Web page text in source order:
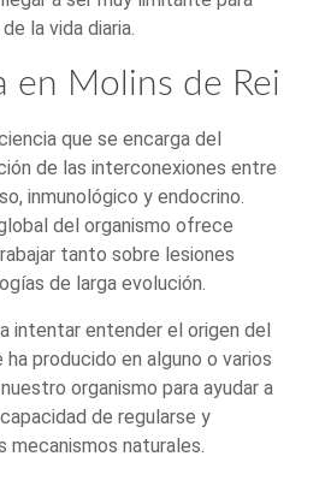
la vida diaria.
en Molins de Rei
que se encarga del
de las interconexiones entre
inmunológico y endocrino.
del organismo ofrece
tanto sobre lesiones
de larga evolución.
intentar entender el origen del
producido en alguno o varios
organismo para ayudar a
de regularse y
mecanismos naturales.